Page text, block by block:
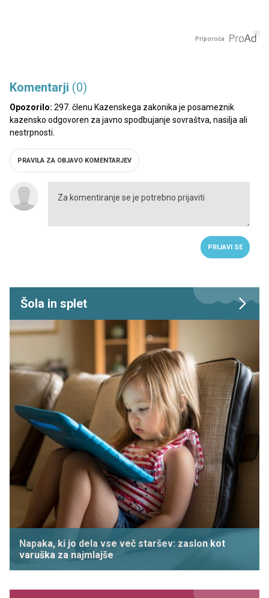
Priporoča
Komentarji (0)
Opozorilo: 297. členu Kazenskega zakonika je posameznik
kazensko odgovoren za javno spodbujanje sovraštva, nasilja ali
nestrpnosti.
PRAVILA ZA OBJAVO KOMENTARJEV
PRIJAVI SE
Šola in splet
Napaka, ki jo dela vse več staršev: zaslon kot
varuška za najmlajše